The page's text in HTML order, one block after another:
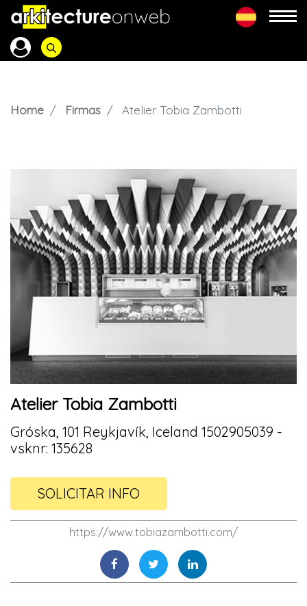
Home Firmas Atelier Tobia Zambotti
Atelier Tobia Zambotti
Gróska, 101 Reykjavík, Iceland 1502905039 -
vsknr: 135628
SOLICITAR INFO
https://www.tobiazambotti.com/